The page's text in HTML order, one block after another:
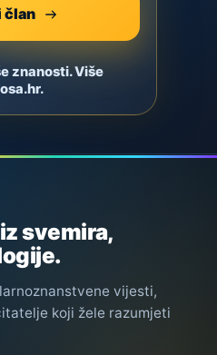
član
znanosti. Više
svemira,
vijesti,
koji žele razumjeti